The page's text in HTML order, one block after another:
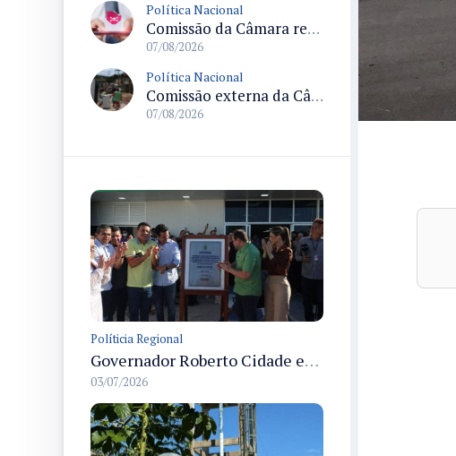
Política Nacional
Comissão da Câmara realiza audiência sobre apostas online para medir o tamanho do mercado ilegal
07/08/2026
Política Nacional
Comissão externa da Câmara convoca audiência pública sobre chuvas na Zona da Mata de Minas Gerais e impactos em Juiz de Fora
07/08/2026
Políticia Regional
Governador Roberto Cidade entrega readequação do ambulatório da FCecon e amplia capacidade de atendimento oncológico em Manaus
03/07/2026